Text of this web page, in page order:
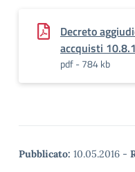
Decreto
accquisti
pdf - 784 kb
Pubblicato: 10.05.2016 -